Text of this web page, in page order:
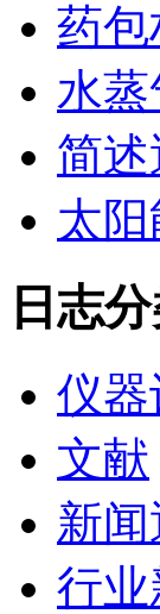
药
水
简
太
日志
仪器
文献
新
行业